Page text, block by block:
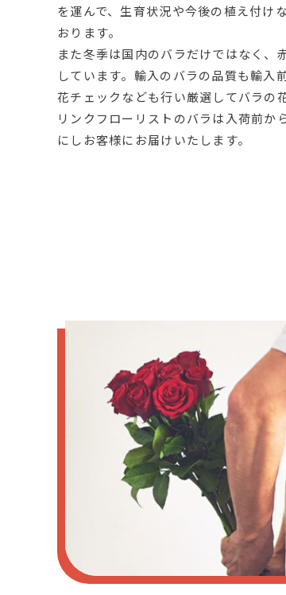
を運んで、生育状況や今後の植え付け
おります。
また冬季は国内のバラだけではなく、
しています。輸入のバラの品質も輸入
花チェックなども行い厳選してバラの
リンクフローリストのバラは入荷前か
にしお客様にお届けいたします。